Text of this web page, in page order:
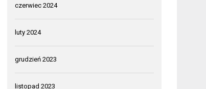
czerwiec 2024
luty 2024
grudzień 2023
listopad 2023